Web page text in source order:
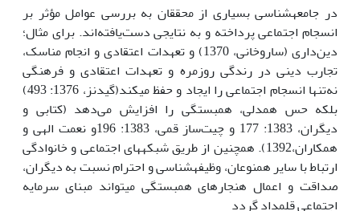
در جامعه­شناسی بسیاری از محققان به بررسی عوامل مؤثر بر
انسجام اجتماعی پرداخته و به نتایجی دست‌یافته‌اند. برای مثال؛
دین‌داری (ساروخانی، ­1370) و تعهدات اعتقادی و انجام مناسک،
تجارب دینی در رندگی روزمره و تعهدات اعتقادی و فرهنگی
نه‌تنها انسجام اجتماعی را ایجاد و حفظ می­کند­(­گیدنز، 1376: 493)
بلکه حس همدلی، همبستگی را افزایش می‌دهد ­(کتابی و
دیگران، 1383: 177 و چیت‌ساز قمی، 1383: 196و نعمت الهی و
همکاران،1392). همچنین از طریق شبکه­های اجتماعی و خانوادگی
ارتباط با سایر همنوعان، وظیفه­شناسی و احترام نسبت به دیگران،
صداقت و اعمال هنجارهای همبستگی می­تواند مبنای سرمایه
اجتماعی قلمداد گردد